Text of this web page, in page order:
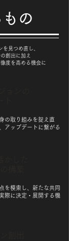
の
を見つめ直し、
創出に加え
度を高める機会に
の取り組みを捉え直
アップデートに繋がる
を模索し、新たな共同
際に決定・展開する機